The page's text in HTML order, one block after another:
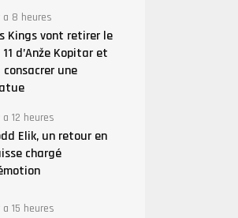
a 8 heures
Kings vont retirer le
11 d’Anže Kopitar et
consacrer une
a 12 heures
Elik, un retour en
chargé
a 15 heures